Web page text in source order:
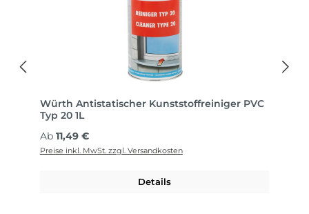
Würth Antistatischer Kunststoffreiniger PVC
Typ 20 1L
Regulärer Preis:
Ab 11,49 €
Preise inkl. MwSt. zzgl. Versandkosten
Details